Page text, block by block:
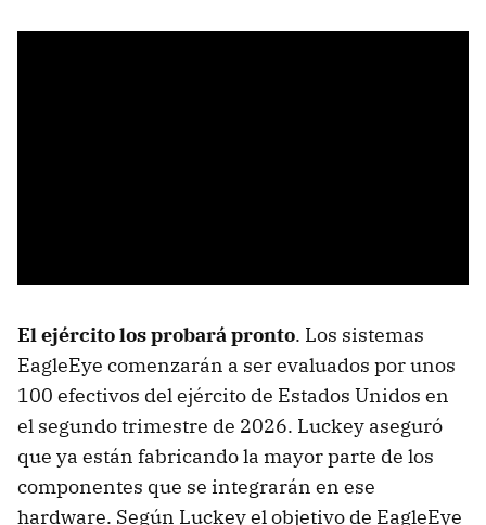
El ejército los probará pronto. Los sistemas
EagleEye comenzarán a ser evaluados por unos
100 efectivos del ejército de Estados Unidos en
el segundo trimestre de 2026. Luckey aseguró
que ya están fabricando la mayor parte de los
componentes que se integrarán en ese
hardware. Según Luckey el objetivo de EagleEye